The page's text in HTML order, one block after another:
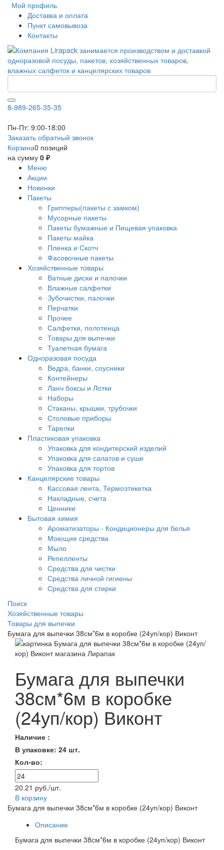
Мой профиль
Доставка и оплата
Пункт самовывоза
Контакты
8-989-265-35-35
Пн-Пт: 9:00-18:00
Заказать обратный звонок
Корзина0 позиций
на сумму 0 ₽
Меню
Акции
Новинки
Пакеты
Грипперы(пакеты с замком)
Мусорные пакеты
Пакеты бумажные и Пищевая упаковка
Пакеты майка
Пленка и Скотч
Фасовочные пакеты
Хозяйственные товары
Ватные диски и палочки
Влажные салфетки
Зубочистки, палочки
Перчатки
Прочее
Салфетки, полотенца
Товары для выпечки
Туалетная бумага
Одноразовая посуда
Ведра, банки, соусники
Контейнеры
Ланч боксы и Лотки
Наборы
Стаканы, крышки, трубочки
Столовые приборы
Тарелки
Пластиковая упаковка
Упаковка для кондитерский изделий
Упаковка для салатов и суши
Упаковка для тортов
Канцелярские товары
Кассовая лента, Термоэтикетка
Накладные, счета
Ценники
Бытовая химия
Ароматизаторы - Кондиционеры для белья
Моющие средства
Мыло
Репелленты
Средства для чистки
Средства личной гигиены
Средства для стирки
Поиск
Хозяйственные товары
Товары для выпечки
Бумага для выпечки 38см*6м в коробке (24уп/кор) Виконт
Бумага для выпечки
38см*6м в коробке
(24уп/кор) Виконт
Наличие :
В упаковке: 24 шт.
Кол-во:
20.21 руб./шт.
В корзину
Бумага для выпечки 38см*6м в коробке (24уп/кор) Виконт
Описание
Бумага для выпечки 38см*6м в коробке (24уп/кор) Виконт